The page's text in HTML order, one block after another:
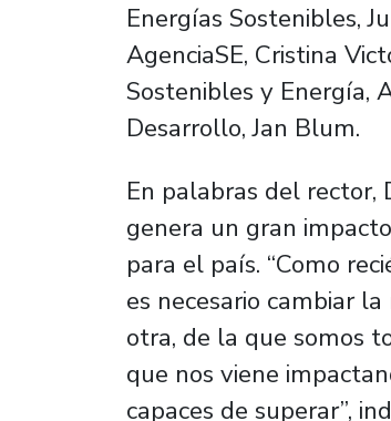
Energías Sostenibles,
AgenciaSE, Cristina
Sostenibles y Energía,
Desarrollo, Jan Blum.
En palabras del rector,
genera un gran
para el país. “Como
es necesario cambiar
otra, de la que somos
que nos viene
capaces de superar”,